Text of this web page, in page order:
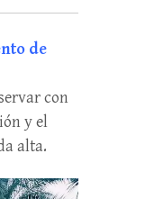
de
con
y el
alta.